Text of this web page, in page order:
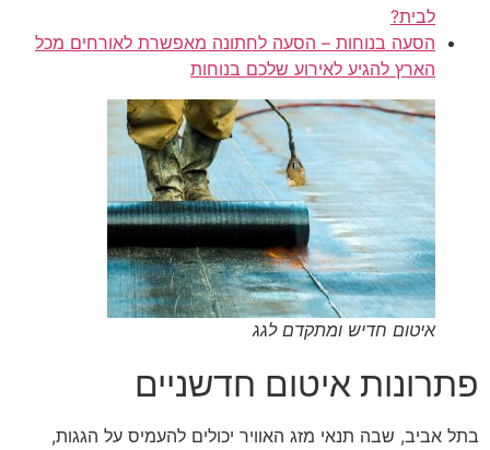
לבית?
הסעה בנוחות – הסעה לחתונה מאפשרת לאורחים מכל
הארץ להגיע לאירוע שלכם בנוחות
איטום חדיש ומתקדם לגג
פתרונות איטום חדשניים
בתל אביב, שבה תנאי מזג האוויר יכולים להעמיס על הגגות,